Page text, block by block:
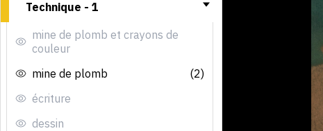
Technique - 1
mine de plomb et crayons de
couleur
mine de plomb
(2)
écriture
dessin